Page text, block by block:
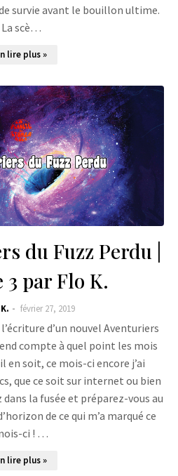
survie avant le bouillon ultime.
La scè…
lire plus »
du Fuzz Perdu |
3 par Flo K.
février 27, 2019
d’un nouvel Aventuriers
compte à quel point les mois
en soit, ce mois-ci encore j’ai
que ce soit sur internet ou bien
la fusée et préparez-vous au
de ce qui m’a marqué ce
ci ! …
lire plus »